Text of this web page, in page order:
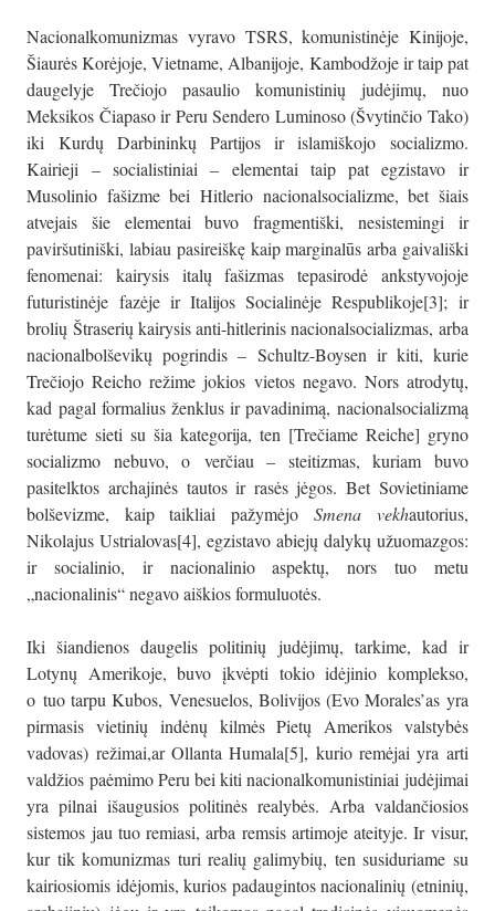
Nacionalkomunizmas vyravo TSRS, komunistinėje Kinijoje,
Šiaurės Korėjoje, Vietname, Albanijoje, Kambodžoje ir taip pat
daugelyje Trečiojo pasaulio komunistinių judėjimų, nuo
Meksikos Čiapaso ir Peru Sendero Luminoso (Švytinčio Tako)
iki Kurdų Darbininkų Partijos ir islamiškojo socializmo.
Kairieji – socialistiniai – elementai taip pat egzistavo ir
Musolinio fašizme bei Hitlerio nacionalsocializme, bet šiais
atvejais šie elementai buvo fragmentiški, nesistemingi ir
paviršutiniški, labiau pasireiškę kaip marginalūs arba gaivališki
fenomenai: kairysis italų fašizmas tepasirodė ankstyvojoje
futuristinėje fazėje ir Italijos Socialinėje Respublikoje[3]; ir
brolių Štraserių kairysis anti-hitlerinis nacionalsocializmas, arba
nacionalbolševikų pogrindis – Schultz-Boysen ir kiti, kurie
Trečiojo Reicho režime jokios vietos negavo. Nors atrodytų,
kad pagal formalius ženklus ir pavadinimą, nacionalsocializmą
turėtume sieti su šia kategorija, ten [Trečiame Reiche] gryno
socializmo nebuvo, o verčiau – steitizmas, kuriam buvo
pasitelktos archajinės tautos ir rasės jėgos. Bet Sovietiniame
bolševizme, kaip taikliai pažymėjoSmena vekhautorius,
Nikolajus Ustrialovas[4], egzistavo abiejų dalykų užuomazgos:
ir socialinio, ir nacionalinio aspektų, nors tuo metu
„nacionalinis“ negavo aiškios formuluotės.
Iki šiandienos daugelis politinių judėjimų, tarkime, kad ir
Lotynų Amerikoje, buvo įkvėpti tokio idėjinio komplekso,
o tuo tarpu Kubos, Venesuelos, Bolivijos (Evo Morales’as yra
pirmasis vietinių indėnų kilmės Pietų Amerikos valstybės
vadovas) režimai,ar Ollanta Humala[5], kurio remėjai yra arti
valdžios paėmimo Peru bei kiti nacionalkomunistiniai judėjimai
yra pilnai išaugusios politinės realybės. Arba valdančiosios
sistemos jau tuo remiasi, arba remsis artimoje ateityje. Ir visur,
kur tik komunizmas turi realių galimybių, ten susiduriame su
kairiosiomis idėjomis, kurios padaugintos nacionalinių (etninių,